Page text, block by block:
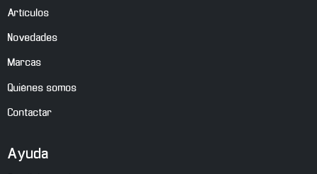
Artículos
Novedades
Marcas
Quiénes somos
Contactar
Ayuda